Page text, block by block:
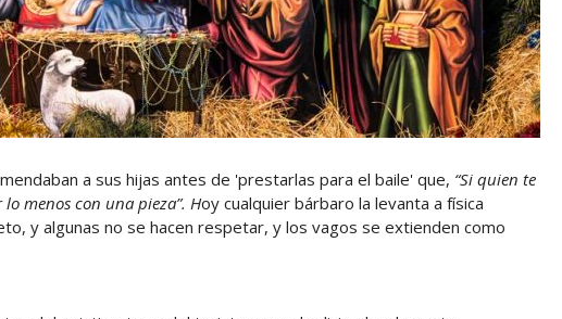
a sus hijas antes de 'prestarlas para el baile' que, “Si quien te
menos con una pieza”. Hoy cualquier bárbaro la levanta a física
y algunas no se hacen respetar, y los vagos se extienden como